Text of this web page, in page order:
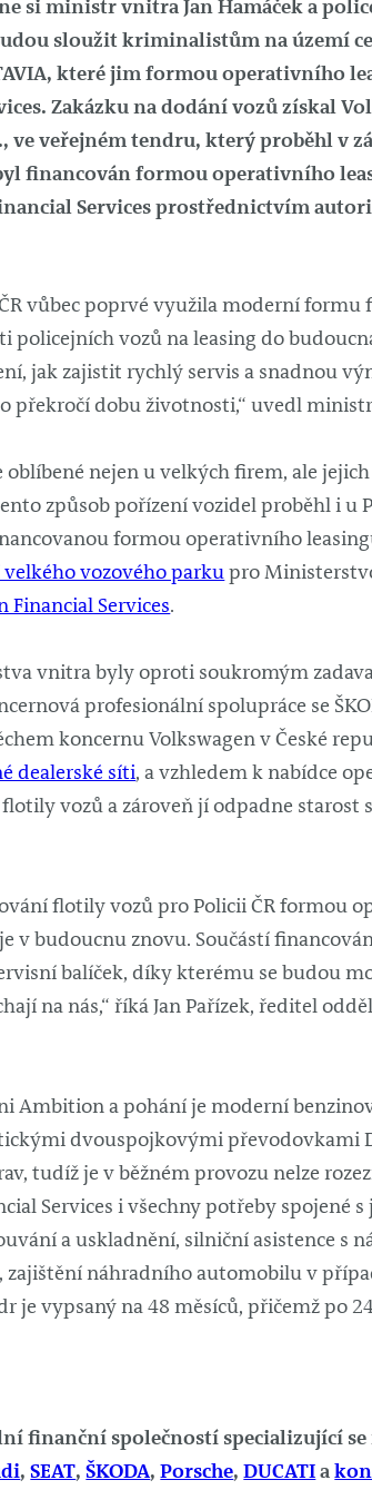
si ministr vnitra Jan Hamáček a
sloužit kriminalistům na území
které jim formou operativního
Zakázku na dodání vozů získal
ve veřejném tendru, který proběhl v
financován formou operativního
Services prostřednictvím
vůbec poprvé využila moderní
policejních vozů na leasing do
jak zajistit rychlý servis a snadnou
dobu životnosti,“ uvedl
oblíbené nejen u velkých firem, ale
způsob pořízení vozidel proběhl i u
formou operativního
vozového parkupro
Financial Services.
vnitra byly oproti soukromým
profesionální spolupráce se
koncernu Volkswagen v České
dealerské síti, a vzhledem k nabídce
vozů a zároveň jí odpadne starost
flotily vozů pro Policii ČR formou
v budoucnu znovu. Součástí
balíček, díky kterému se budou
na nás,“ říká Jan Pařízek, ředitel
Ambition a pohání je moderní
dvouspojkovými převodovkami
tudíž je v běžném provozu nelze
Services i všechny potřeby spojené
a uskladnění, silniční asistence s
náhradního automobilu v
je vypsaný na 48 měsíců, přičemž po
finanční společností specializující
,SEAT,ŠKODA,Porsche,DUCATIa